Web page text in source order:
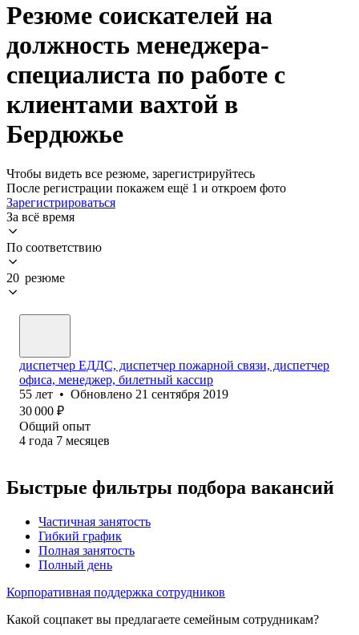
Резюме соискателей на
должность менеджера-
специалиста по работе с
клиентами вахтой в
Бердюжье
Чтобы видеть все резюме, зарегистрируйтесь
После регистрации покажем ещё 1 и откроем фото
Зарегистрироваться
За всё время
По соответствию
20 резюме
диспетчер ЕДДС, диспетчер пожарной связи, диспетчер
офиса, менеджер, билетный кассир
55 лет • Обновлено 21 сентября 2019
30 000 ₽
Общий опыт
4 года 7 месяцев
Быстрые фильтры подбора вакансий
Частичная занятость
Гибкий график
Полная занятость
Полный день
Корпоративная поддержка сотрудников
Какой соцпакет вы предлагаете семейным сотрудникам?